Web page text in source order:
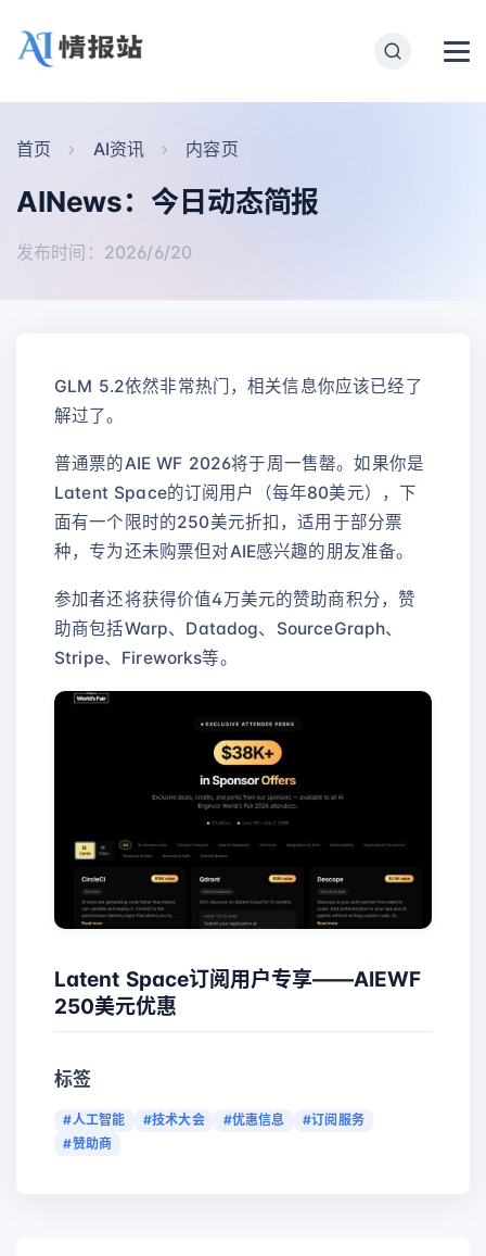
首页 AI资讯 内容页
AINews：今日动态简报
发布时间：2026/6/20
GLM 5.2依然非常热门，相关信息你应该已经了
解过了。
普通票的AIE WF 2026将于周一售罄。如果你是
Latent Space的订阅用户（每年80美元），下
面有一个限时的250美元折扣，适用于部分票
种，专为还未购票但对AIE感兴趣的朋友准备。
参加者还将获得价值4万美元的赞助商积分，赞
助商包括Warp、Datadog、SourceGraph、
Stripe、Fireworks等。
Latent Space订阅用户专享——AIEWF
250美元优惠
标签
#人工智能 #技术大会 #优惠信息
#订阅服务
#赞助商